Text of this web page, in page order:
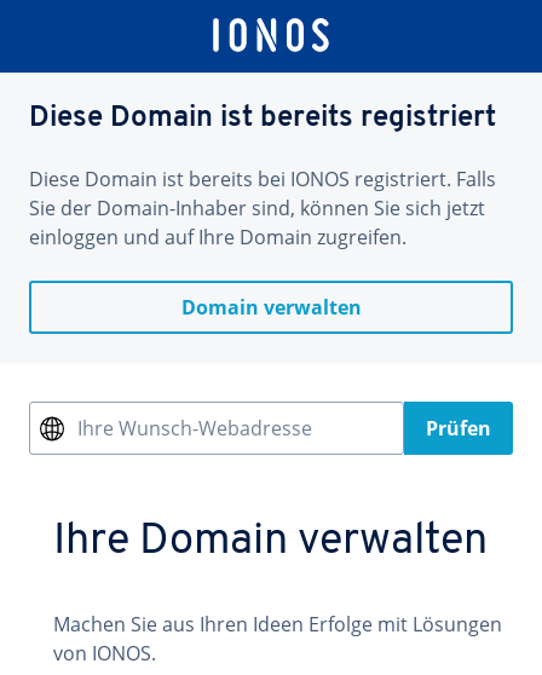
Diese Domain ist bereits registriert
Diese Domain ist bereits bei IONOS registriert. Falls
Sie der Domain-Inhaber sind, können Sie sich jetzt
einloggen und auf Ihre Domain zugreifen.
Domain verwalten
Ihre Wunsch-Webadresse Prüfen
Ihre Domain verwalten
Machen Sie aus Ihren Ideen Erfolge mit Lösungen
von IONOS.